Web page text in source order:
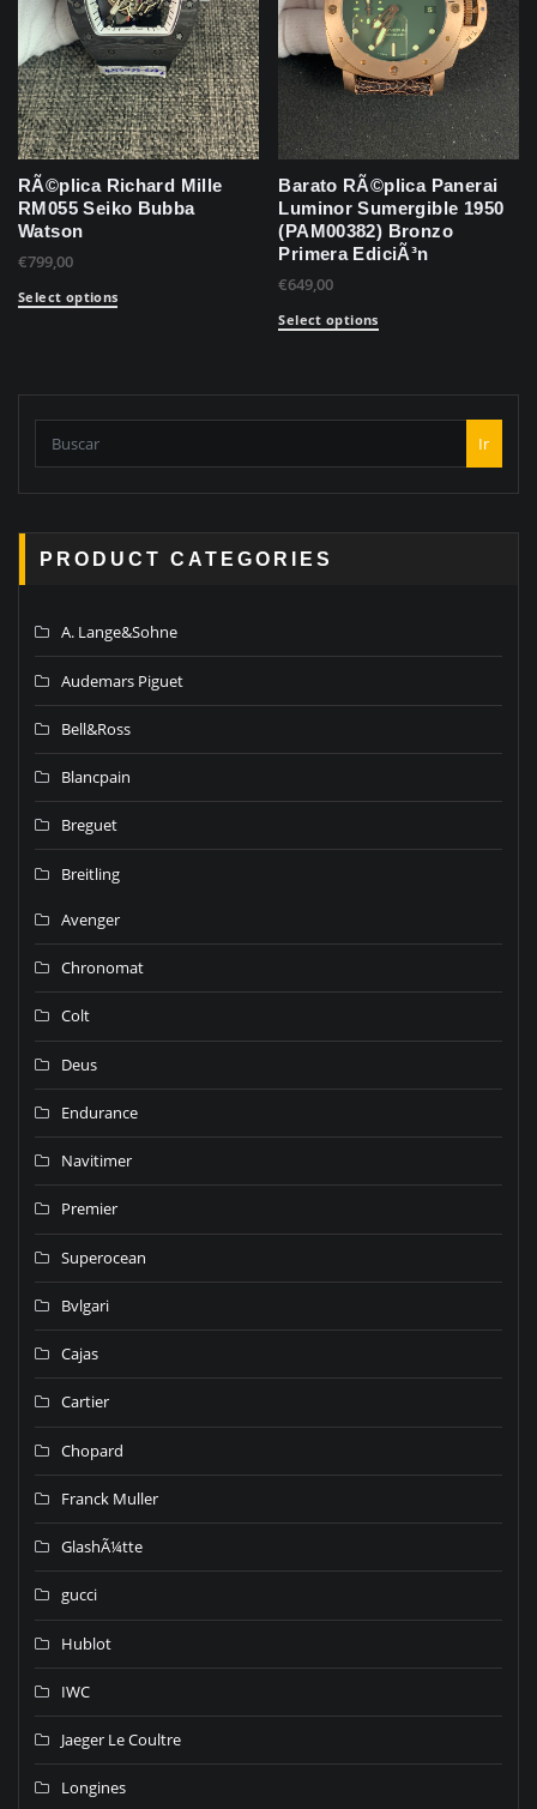
RÃ©plica Richard Mille
RM055 Seiko Bubba
Watson
€799,00
Select options
Barato RÃ©plica Panerai
Luminor Sumergible 1950
(PAM00382) Bronzo
Primera EdiciÃ³n
€649,00
Select options
Ir
PRODUCT CATEGORIES
A. Lange&Sohne
Audemars Piguet
Bell&Ross
Blancpain
Breguet
Breitling
Avenger
Chronomat
Colt
Deus
Endurance
Navitimer
Premier
Superocean
Bvlgari
Cajas
Cartier
Chopard
Franck Muller
GlashÃ¼tte
gucci
Hublot
IWC
Jaeger Le Coultre
Longines